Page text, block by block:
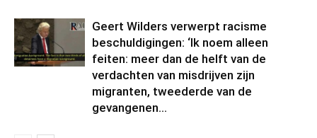
Geert Wilders verwerpt racisme
beschuldigingen: ‘Ik noem alleen
feiten: meer dan de helft van de
verdachten van misdrijven zijn
migranten, tweederde van de
gevangenen...